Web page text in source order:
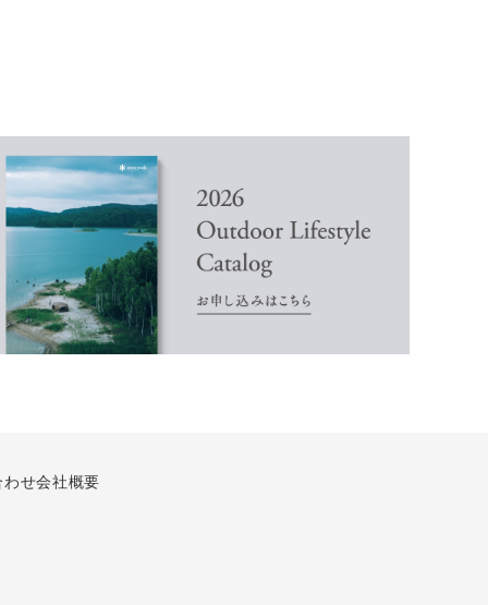
わせ会社概要